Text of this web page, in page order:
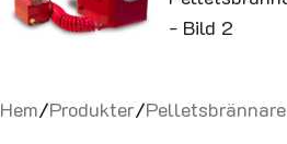
Hem/Produkter/Pelletsbrännare